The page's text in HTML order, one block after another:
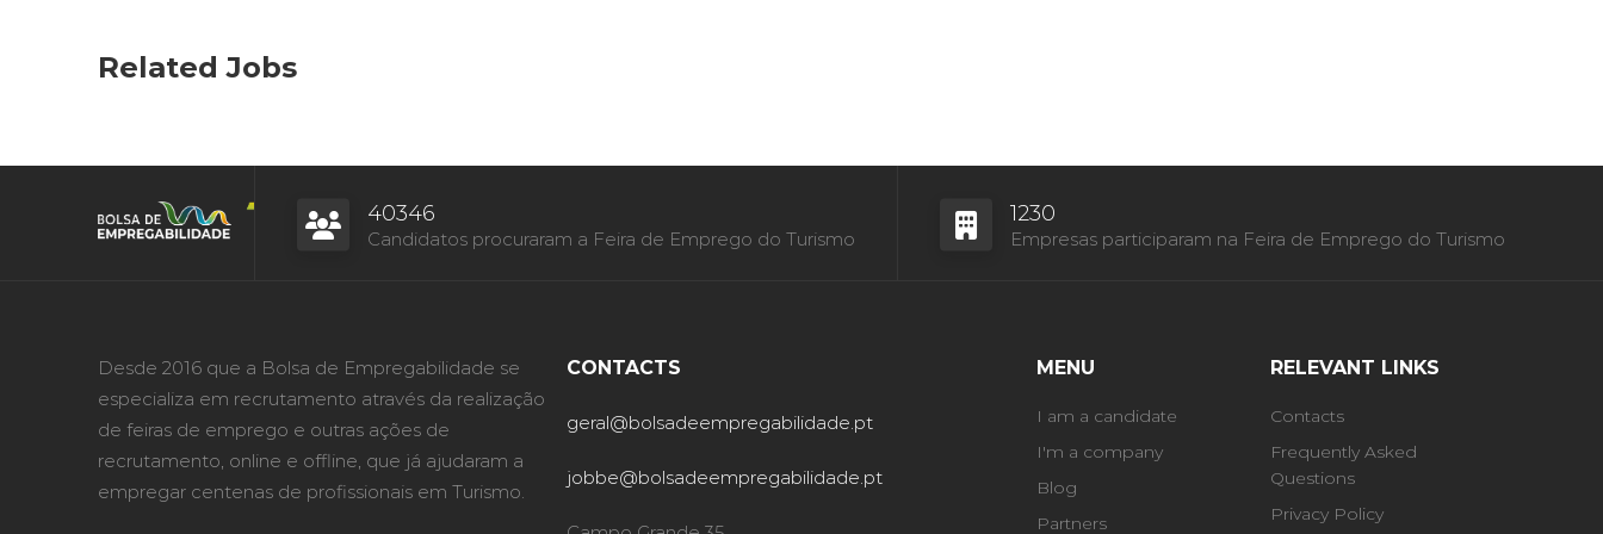
Related Jobs
40346
Candidatos procuraram a Feira de Emprego do Turismo
1230
Empresas participaram na Feira de Emprego do Turismo
Desde 2016 que a Bolsa de Empregabilidade se
especializa em recrutamento através da realização
de feiras de emprego e outras ações de
recrutamento, online e offline, que já ajudaram a
empregar centenas de profissionais em Turismo.
CONTACTS
geral@bolsadeempregabilidade.pt
jobbe@bolsadeempregabilidade.pt
MENU
I am a candidate
I'm a company
Blog
Partners
RELEVANT LINKS
Contacts
Frequently Asked
Questions
Privacy Policy